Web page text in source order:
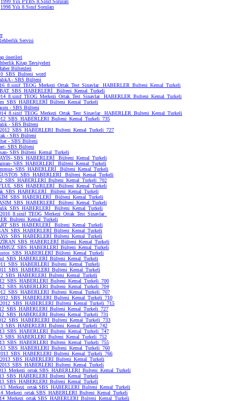
1999 Yılı PYBS 8.Sınıf Soruları
1998 Yılı 8.Sınıf Soruları
Servisi
önerileri
Kitap Tavsiyeleri
Bültenleri
- SBS Bülteni
HABERLER_Bulteni_Kemal_Turkeli
Bülteni_Kemal_Turkeli
HABERLER_Bulteni_Kemal_Turkeli
- SBS Bülteni
HABERLER_Bulteni_Kemal_Turkeli
- SBS Bülteni
- SBS Bülteni
- SBS Bülteni
SBS Bülteni
SBS Bülteni_Kemal_Turkeli
SBS_HABERLERİ_ Bülteni_Kemal_Turkeli
SBS_HABERLERİ_ Bülteni_Kemal_Turkeli
SBS_HABERLERİ_ Bülteni_Kemal_Turkeli
Bülteni_Kemal_Turkeli
Bülteni_Kemal_Turkeli
Bülteni_Kemal_Turkeli
Bülteni_Kemal_Turkeli
Bülteni_Kemal_Turkeli
Bülteni_Kemal_Turkeli
Bülteni_Kemal_Turkeli
SBS_HABERLERI_Bulteni_Kemal_Turkeli
SBS_HABERLERI_Bulteni_Kemal_Turkeli
SBS_HABERLERI_Bulteni_Kemal_Turkeli
SBS_HABERLERI_Bulteni_Kemal_Turkeli